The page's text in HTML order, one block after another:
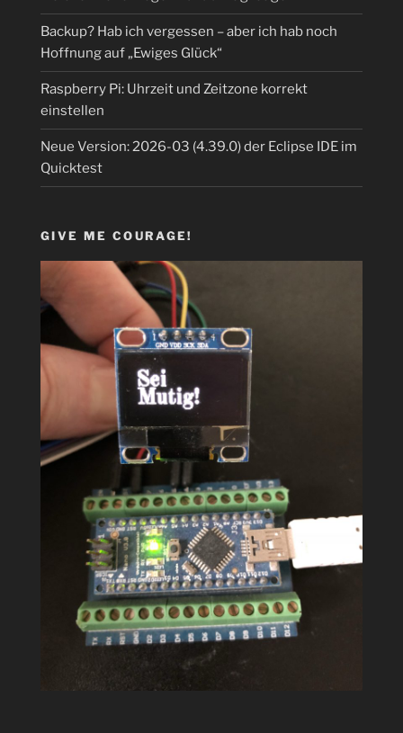
Backup? Hab ich vergessen – aber ich hab noch
Hoffnung auf „Ewiges Glück“
Raspberry Pi: Uhrzeit und Zeitzone korrekt
einstellen
Neue Version: 2026-03 (4.39.0) der Eclipse IDE im
Quicktest
GIVE ME COURAGE!